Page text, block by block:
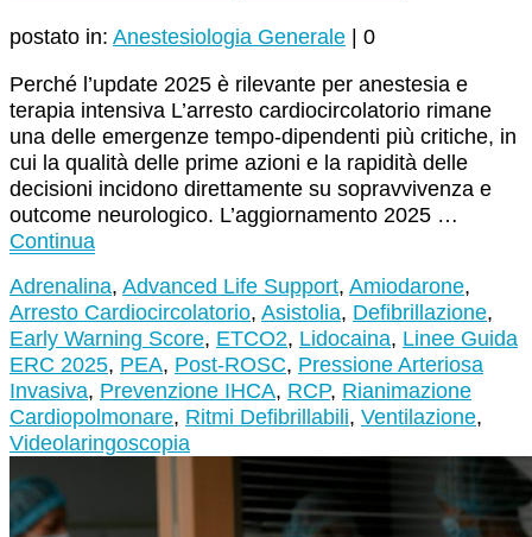
postato in: Anestesiologia Generale
0
Perché l’update 2025 è rilevante per anestesia e
terapia intensiva L’arresto cardiocircolatorio rimane
una delle emergenze tempo-dipendenti più critiche, in
cui la qualità delle prime azioni e la rapidità delle
decisioni incidono direttamente su sopravvivenza e
outcome neurologico. L’aggiornamento 2025 …
Continua
Adrenalina, Advanced Life Support, Amiodarone,
Arresto Cardiocircolatorio, Asistolia, Defibrillazione,
Early Warning Score, ETCO2, Lidocaina, Linee Guida
ERC 2025, PEA, Post-ROSC, Pressione Arteriosa
Invasiva, Prevenzione IHCA, RCP, Rianimazione
Cardiopolmonare, Ritmi Defibrillabili, Ventilazione,
Videolaringoscopia